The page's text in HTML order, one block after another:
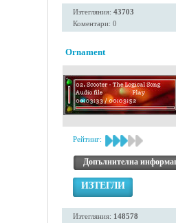
Изтегляния: 43703
Коментари: 0
Ornament
Рейтинг:
Допълнителна
ИЗТЕГЛИ
Изтегляния: 148578